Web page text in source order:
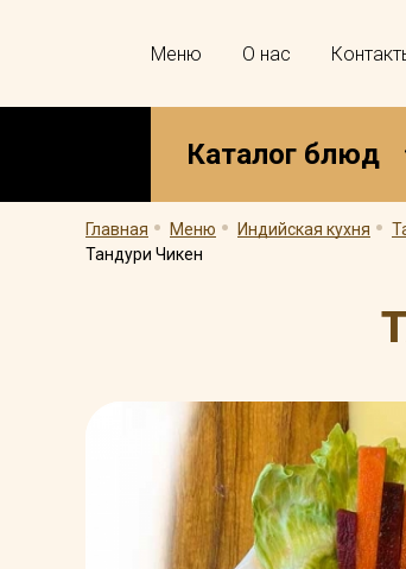
Меню О нас
Каталог блюд
Главная. Меню. Индийская кухня.
Тандури Чикен